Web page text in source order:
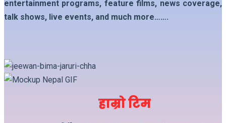
entertainment programs, feature films, news coverage,
talk shows, live events, and much more…….
हाम्रो टिम